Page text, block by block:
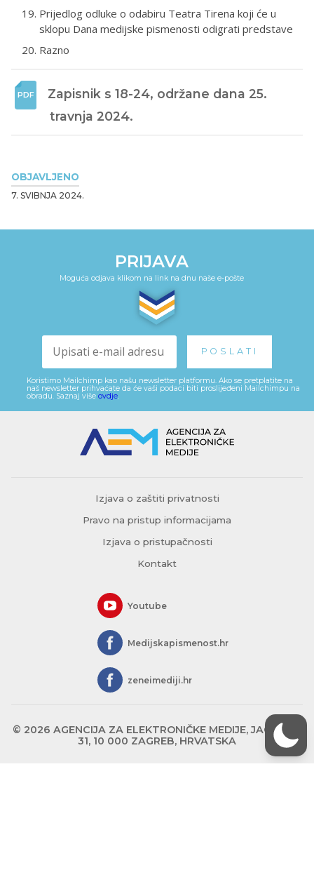
OBJAVLJENO
7. SVIBNJA 2024.
Prijedlog odluke o odabiru Teatra Tirena koji će u
sklopu Dana medijske pismenosti odigrati predstave
Razno
Zapisnik s 18-24, održane dana 25.
travnja 2024.
PRIJAVA
Moguća odjava klikom na link na dnu naše e-pošte
Koristimo Mailchimp kao našu newsletter platformu. Ako se pretplatite na
naš newsletter prihvaćate da će vaši podaci biti proslijeđeni Mailchimpu na
obradu. Saznaj više ovdje
Izjava o zaštiti privatnosti
Pravo na pristup informacijama
Izjava o pristupačnosti
Kontakt
Youtube
Medijskapismenost.hr
zeneimediji.hr
© 2026 AGENCIJA ZA ELEKTRONIČKE MEDIJE, JAGIĆEVA
31, 10 000 ZAGREB, HRVATSKA